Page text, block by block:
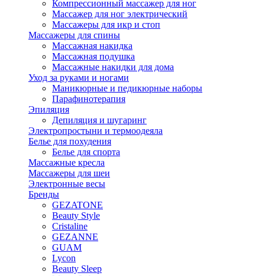
Компрессионный массажер для ног
Массажер для ног электрический
Массажеры для икр и стоп
Массажеры для спины
Массажная накидка
Массажная подушка
Массажные накидки для дома
Уход за руками и ногами
Маникюрные и педикюрные наборы
Парафинотерапия
Эпиляция
Депиляция и шугаринг
Электропростыни и термоодеяла
Белье для похудения
Белье для спорта
Массажные кресла
Массажеры для шеи
Электронные весы
Бренды
GEZATONE
Beauty Style
Cristaline
GEZANNE
GUAM
Lycon
Beauty Sleep